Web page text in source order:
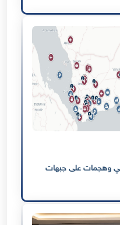
وهجمات على جبهات